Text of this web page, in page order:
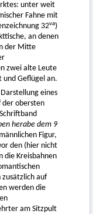
unter weit
Fahne mit
32va)
an denen
der Mitte
zwei alte Leute
und Geflügel an.
eines
der obersten
herabe dem 9
Figur,
den (hier nicht
die Kreisbahnen
zusätzlich auf
werden die
am Sitzpult